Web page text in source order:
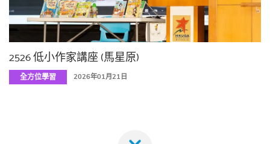
2526 低小作家講座 (馬星原)
全方位學習 2026年01月21日